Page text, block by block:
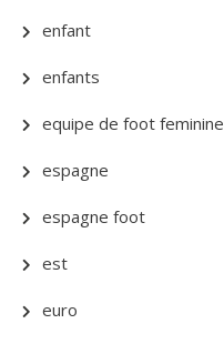
enfant
enfants
equipe de foot feminine
espagne
espagne foot
est
euro